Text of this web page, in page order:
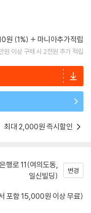
원 (1%) 마니아추가적립
원 이상 구매 시 2천원 추가 적립
최대 2,000원 즉시할인
행로 11(여의도동,
일신빌딩)
변경
포함 15,000원 이상 무료)